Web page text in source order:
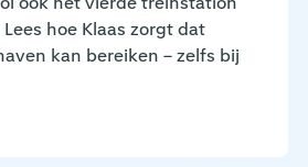
hoe Klaas zorgt dat
kan bereiken – zelfs bij